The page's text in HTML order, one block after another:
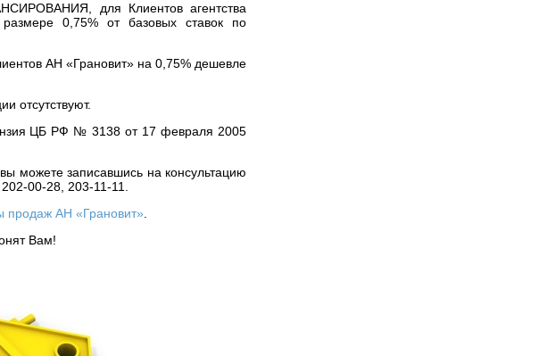
для Клиентов агентства
0,75% от базовых ставок по
АН «Грановит» на 0,75% дешевле
отсутствуют.
ЦБ РФ № 3138 от 17 февраля 2005
можете записавшись на консультацию
00-28, 203-11-11.
продаж АН «Грановит».
Вам!